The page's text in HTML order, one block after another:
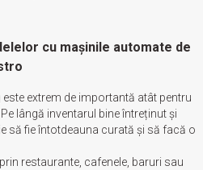
cu mașinile automate de
este extrem de importantă atât pentru
lângă inventarul bine întreținut și
să fie întotdeauna curată și să facă o
restaurante, cafenele, baruri sau